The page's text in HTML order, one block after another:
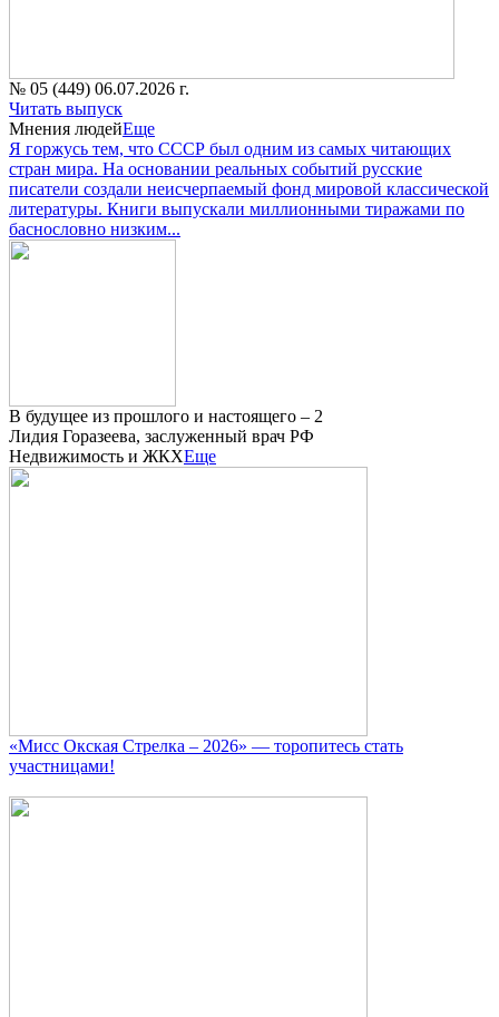
№ 05 (449) 06.07.2026 г.
Читать выпуск
Мнения людейЕще
Я горжусь тем, что СССР был одним из самых читающих
стран мира. На основании реальных событий русские
писатели создали неисчерпаемый фонд мировой классической
литературы. Книги выпускали миллионными тиражами по
баснословно низким...
В будущее из прошлого и настоящего – 2
Лидия Горазеева, заслуженный врач РФ
Недвижимость и ЖКХЕще
«Мисс Окская Стрелка – 2026» — торопитесь стать
участницами!